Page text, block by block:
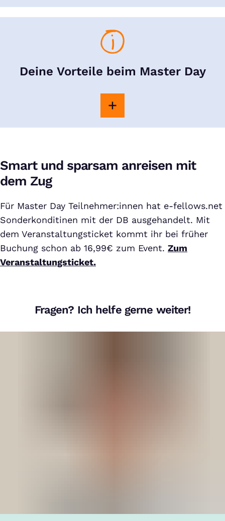
Deine Vorteile beim Master Day
Smart und sparsam anreisen mit
dem Zug
Für Master Day Teilnehmer:innen hat e-fellows.net
Sonderkonditinen mit der DB ausgehandelt. Mit
dem Veranstaltungsticket kommt ihr bei früher
Buchung schon ab 16,99€ zum Event. Zum
Veranstaltungsticket.
Fragen? Ich helfe gerne weiter!